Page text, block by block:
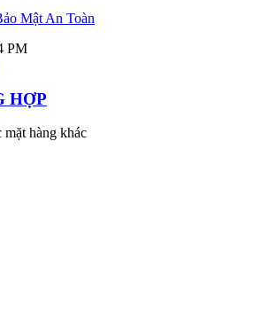
MobiFone nhận 50GB trọn gói cả tháng
PM
lừa đảo sẽ được move vào đây để cảnh